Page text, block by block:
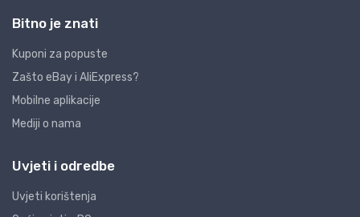
Bitno je znati
Kuponi za popuste
Zašto eBay i AliExpress?
Mobilne aplikacije
Mediji o nama
Uvjeti i odredbe
Uvjeti korištenja